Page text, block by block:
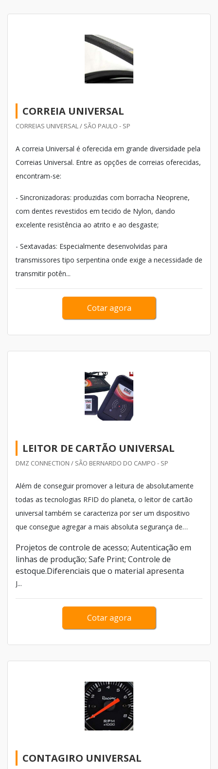
CORREIA UNIVERSAL
CORREIAS UNIVERSAL / SÃO PAULO - SP
A correia Universal é oferecida em grande diversidade pela
Correias Universal. Entre as opções de correias oferecidas,
encontram-se:
- Sincronizadoras: produzidas com borracha Neoprene,
com dentes revestidos em tecido de Nylon, dando
excelente resistência ao atrito e ao desgaste;
- Sextavadas: Especialmente desenvolvidas para
transmissores tipo serpentina onde exige a necessidade de
transmitir potên...
Cotar agora
LEITOR DE CARTÃO UNIVERSAL
DMZ CONNECTION / SÃO BERNARDO DO CAMPO - SP
Além de conseguir promover a leitura de absolutamente
todas as tecnologias RFID do planeta, o leitor de cartão
universal também se caracteriza por ser um dispositivo
que consegue agregar a mais absoluta segurança de
Projetos de controle de acesso; Autenticação em
linhas de produção; Safe Print; Controle de
estoque.Diferenciais que o material apresenta
J...
Cotar agora
CONTAGIRO UNIVERSAL